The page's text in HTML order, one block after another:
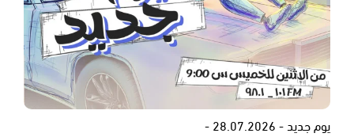
يوم جديد - 28.07.2026 -